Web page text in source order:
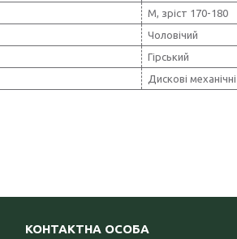
M, зріст 170-180
Чоловічий
Гірський
Дискові механічні